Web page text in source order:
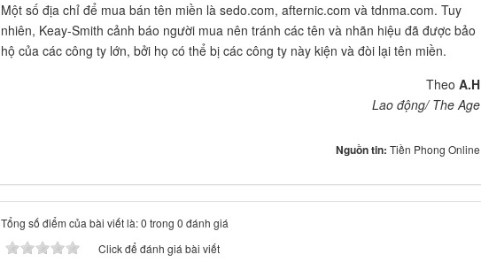
Một số địa chỉ để mua bán tên miền là sedo.com, afternic.com và tdnma.com. Tuy
nhiên, Keay-Smith cảnh báo người mua nên tránh các tên và nhãn hiệu đã được bảo
hộ của các công ty lớn, bởi họ có thể bị các công ty này kiện và đòi lại tên miền.
TheoA.H
Lao động/ The Age
Nguồn tin:Tiền Phong Online
Tổng số điểm của bài viết là: 0 trong 0 đánh giá
Click để đánh giá bài viết